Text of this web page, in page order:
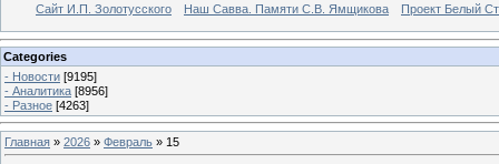
Сайт И.П. Золотусского
Наш Савва. Памяти С.В. Ямщикова Проект Белый
Categories
- Новости [9195]
- Аналитика [8956]
- Разное [4263]
Главная » 2026 » Февраль » 15